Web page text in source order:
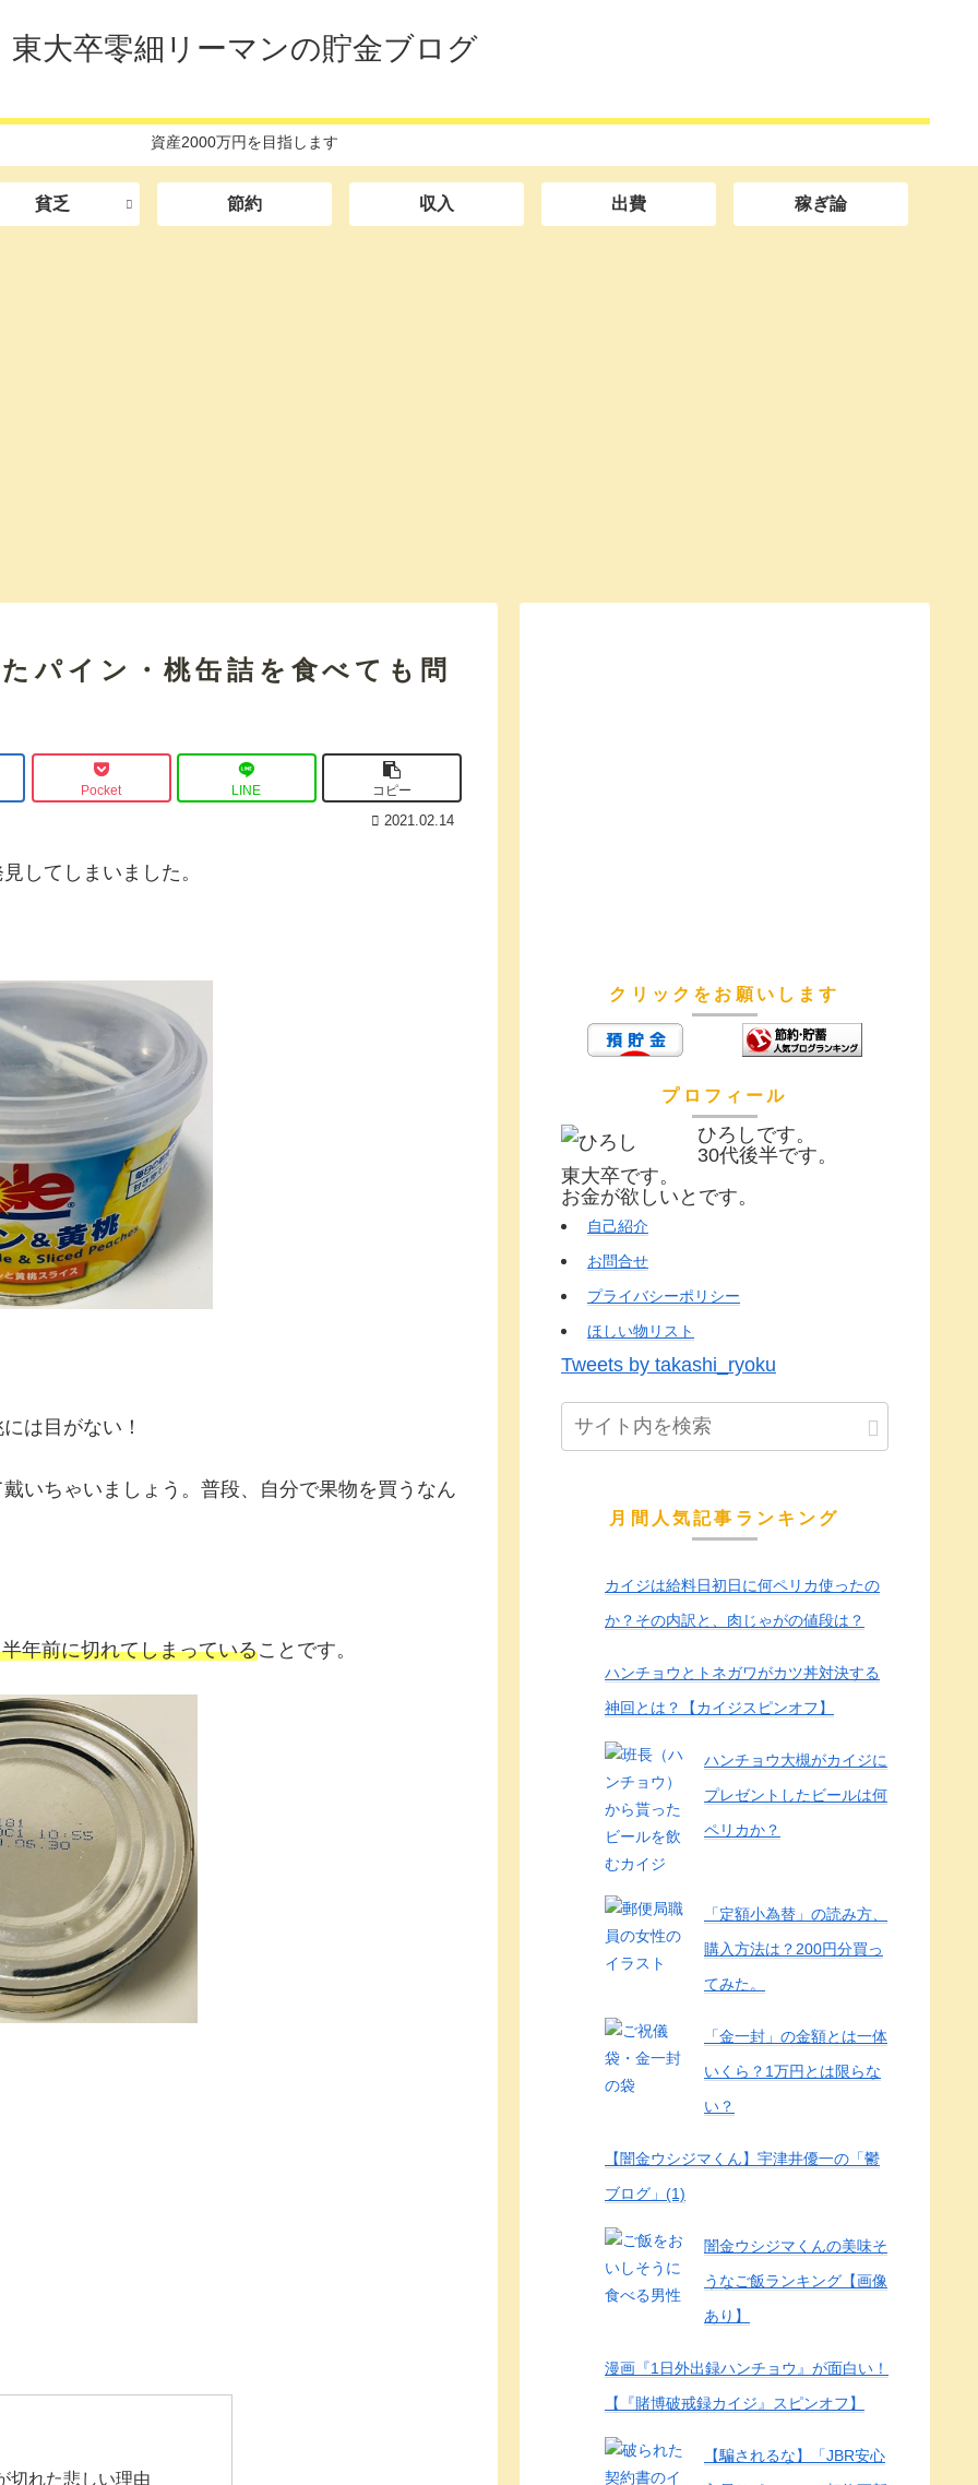
東大卒零細リーマンの貯金ブログ
資産2000万円を目指します
貧乏 節約 収入 出費 稼ぎ論
パイン・桃缶詰を食べても問
Pocket LINE コピー
2021.02.14
してしまいました。
は目がない！
いちゃいましょう。普段、自分で果物を買うなん
年前に切れてしまっていることです。
切れた悲しい理由
クリックをお願いします
プロフィール
ひろしです。
30代後半です。
東大卒です。
お金が欲しいとです。
自己紹介
お問合せ
プライバシーポリシー
ほしい物リスト
Tweets by takashi_ryoku
月間人気記事ランキング
カイジは給料日初日に何ペリカ使ったの
か？その内訳と、肉じゃがの値段は？
ハンチョウとトネガワがカツ丼対決する
神回とは？【カイジスピンオフ】
ハンチョウ大槻がカイジに
プレゼントしたビールは何
ペリカか？
「定額小為替」の読み方、
購入方法は？200円分買っ
てみた。
「金一封」の金額とは一体
いくら？1万円とは限らな
い？
【闇金ウシジマくん】宇津井優一の「鬱
ブログ」(1)
闇金ウシジマくんの美味そ
うなご飯ランキング【画像
あり】
漫画『1日外出録ハンチョウ』が面白い！
【『賭博破戒録カイジ』スピンオフ】
【騙されるな】「JBR安心